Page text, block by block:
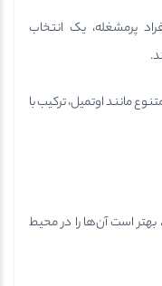
پرمشغله، یک انتخاب
مانند اوتمیل، ترکیب با
است آن‌ها را در محیط